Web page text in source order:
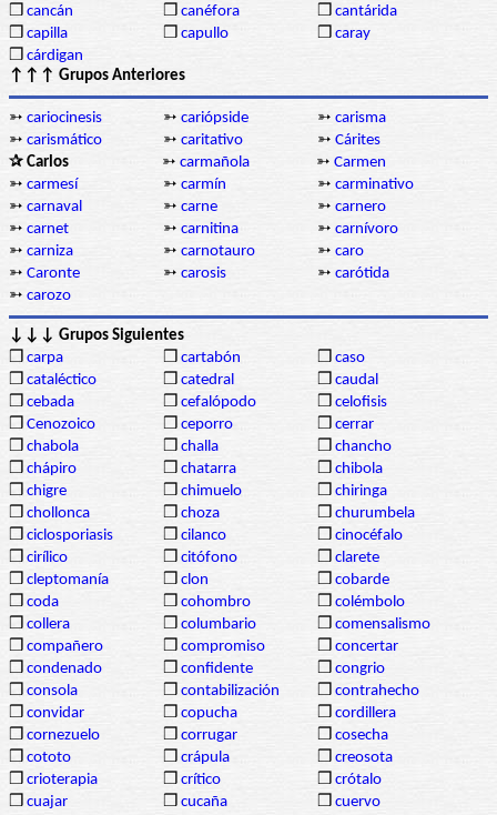
❒ cancán ❒ canéfora ❒ cantárida
❒ capilla ❒ capullo ❒ caray
❒ cárdigan
↑↑↑ Grupos Anteriores
➳ cariocinesis ➳ cariópside ➳ carisma
➳ carismático ➳ caritativo ➳ Cárites
✰ Carlos
➳ carmañola ➳ Carmen
➳ carmesí ➳ carmín ➳ carminativo
➳ carnaval ➳ carne ➳ carnero
➳ carnet ➳ carnitina ➳ carnívoro
➳ carniza ➳ carnotauro ➳ caro
➳ Caronte ➳ carosis ➳ carótida
➳ carozo
↓↓↓ Grupos Siguientes
❒ carpa ❒ cartabón ❒ caso
❒ cataléctico ❒ catedral ❒ caudal
❒ cebada ❒ cefalópodo ❒ celofisis
❒ Cenozoico ❒ ceporro ❒ cerrar
❒ chabola ❒ challa ❒ chancho
❒ chápiro ❒ chatarra ❒ chibola
❒ chigre ❒ chimuelo ❒ chiringa
❒ chollonca ❒ choza ❒ churumbela
❒ ciclosporiasis ❒ cilanco ❒ cinocéfalo
❒ cirílico ❒ citófono ❒ clarete
❒ cleptomanía ❒ clon ❒ cobarde
❒ coda ❒ cohombro ❒ colémbolo
❒ collera ❒ columbario ❒ comensalismo
❒ compañero ❒ compromiso ❒ concertar
❒ condenado ❒ confidente ❒ congrio
❒ consola ❒ contabilización ❒ contrahecho
❒ convidar ❒ copucha ❒ cordillera
❒ cornezuelo ❒ corrugar ❒ cosecha
❒ cototo ❒ crápula ❒ creosota
❒ crioterapia ❒ crítico ❒ crótalo
❒ cuajar ❒ cucaña ❒ cuervo